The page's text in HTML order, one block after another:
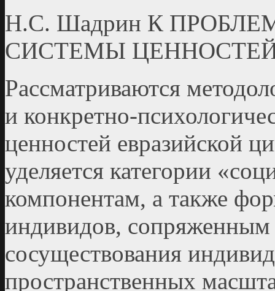
Н.С. Шадрин К
СИСТЕМЫ
Рассматриваются
и конкретно-
ценностей евразийской
уделяется категории
компонентам, а также
индивидов,
сосуществования
пространственных